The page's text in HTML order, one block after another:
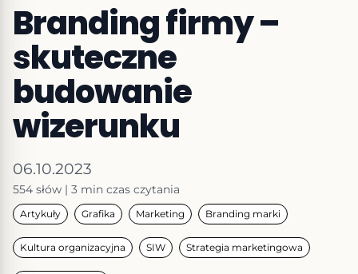
Branding firmy –
skuteczne
budowanie
wizerunku
06.10.2023
554 słów | 3 min czas czytania
Artykuły Grafika Marketing Branding marki
Kultura organizacyjna SIW Strategia marketingowa